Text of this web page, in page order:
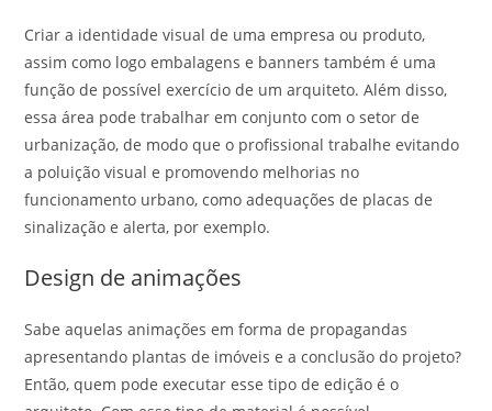
Criar a identidade visual de uma empresa ou produto,
assim como logo embalagens e banners também é uma
função de possível exercício de um arquiteto. Além disso,
essa área pode trabalhar em conjunto com o setor de
urbanização, de modo que o profissional trabalhe evitando
a poluição visual e promovendo melhorias no
funcionamento urbano, como adequações de placas de
sinalização e alerta, por exemplo.
Design de animações
Sabe aquelas animações em forma de propagandas
apresentando plantas de imóveis e a conclusão do projeto?
Então, quem pode executar esse tipo de edição é o